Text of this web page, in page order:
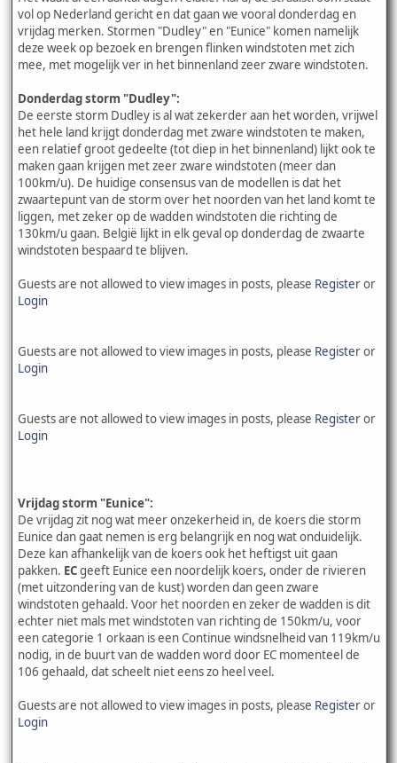
vol op Nederland gericht en dat gaan we vooral donderdag en
vrijdag merken. Stormen "Dudley" en "Eunice" komen namelijk
deze week op bezoek en brengen flinken windstoten met zich
mee, met mogelijk ver in het binnenland zeer zware windstoten.
Donderdag storm "Dudley":
De eerste storm Dudley is al wat zekerder aan het worden, vrijwel
het hele land krijgt donderdag met zware windstoten te maken,
een relatief groot gedeelte (tot diep in het binnenland) lijkt ook te
maken gaan krijgen met zeer zware windstoten (meer dan
100km/u). De huidige consensus van de modellen is dat het
zwaartepunt van de storm over het noorden van het land komt te
liggen, met zeker op de wadden windstoten die richting de
130km/u gaan. België lijkt in elk geval op donderdag de zwaarte
windstoten bespaard te blijven.
Guests are not allowed to view images in posts, please Registeror
Login
Guests are not allowed to view images in posts, please Registeror
Login
Guests are not allowed to view images in posts, please Registeror
Login
Vrijdag storm "Eunice":
De vrijdag zit nog wat meer onzekerheid in, de koers die storm
Eunice dan gaat nemen is erg belangrijk en nog wat onduidelijk.
Deze kan afhankelijk van de koers ook het heftigst uit gaan
pakken. ECgeeft Eunice een noordelijk koers, onder de rivieren
(met uitzondering van de kust) worden dan geen zware
windstoten gehaald. Voor het noorden en zeker de wadden is dit
echter niet mals met windstoten van richting de 150km/u, voor
een categorie 1 orkaan is een Continue windsnelheid van 119km/u
nodig, in de buurt van de wadden word door EC momenteel de
106 gehaald, dat scheelt niet eens zo heel veel.
Guests are not allowed to view images in posts, please Registeror
Login